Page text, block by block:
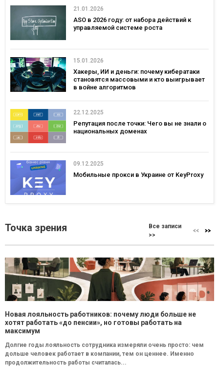
21.01.2026
ASO в 2026 году: от набора действий к
управляемой системе роста
15.01.2026
Хакеры, ИИ и деньги: почему кибератаки
становятся массовыми и кто выигрывает
в войне алгоритмов
22.12.2025
Репутация после точки: Чего вы не знали о
национальных доменах
09.12.2025
Мобильные прокси в Украине от KeyProxy
Точка зрения
Все записи
>>
Новая лояльность работников: почему люди больше не
хотят работать «до пенсии», но готовы работать на
максимум
Долгие годы лояльность сотрудника измеряли очень просто: чем
дольше человек работает в компании, тем он ценнее. Именно
продолжительность работы считалась...